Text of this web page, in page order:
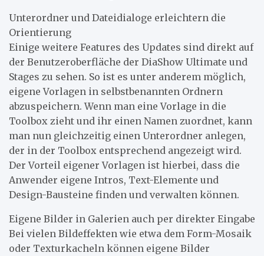
Unterordner und Dateidialoge erleichtern die
Orientierung
Einige weitere Features des Updates sind direkt auf
der Benutzeroberfläche der DiaShow Ultimate und
Stages zu sehen. So ist es unter anderem möglich,
eigene Vorlagen in selbstbenannten Ordnern
abzuspeichern. Wenn man eine Vorlage in die
Toolbox zieht und ihr einen Namen zuordnet, kann
man nun gleichzeitig einen Unterordner anlegen,
der in der Toolbox entsprechend angezeigt wird.
Der Vorteil eigener Vorlagen ist hierbei, dass die
Anwender eigene Intros, Text-Elemente und
Design-Bausteine finden und verwalten können.
Eigene Bilder in Galerien auch per direkter Eingabe
Bei vielen Bildeffekten wie etwa dem Form-Mosaik
oder Texturkacheln können eigene Bilder